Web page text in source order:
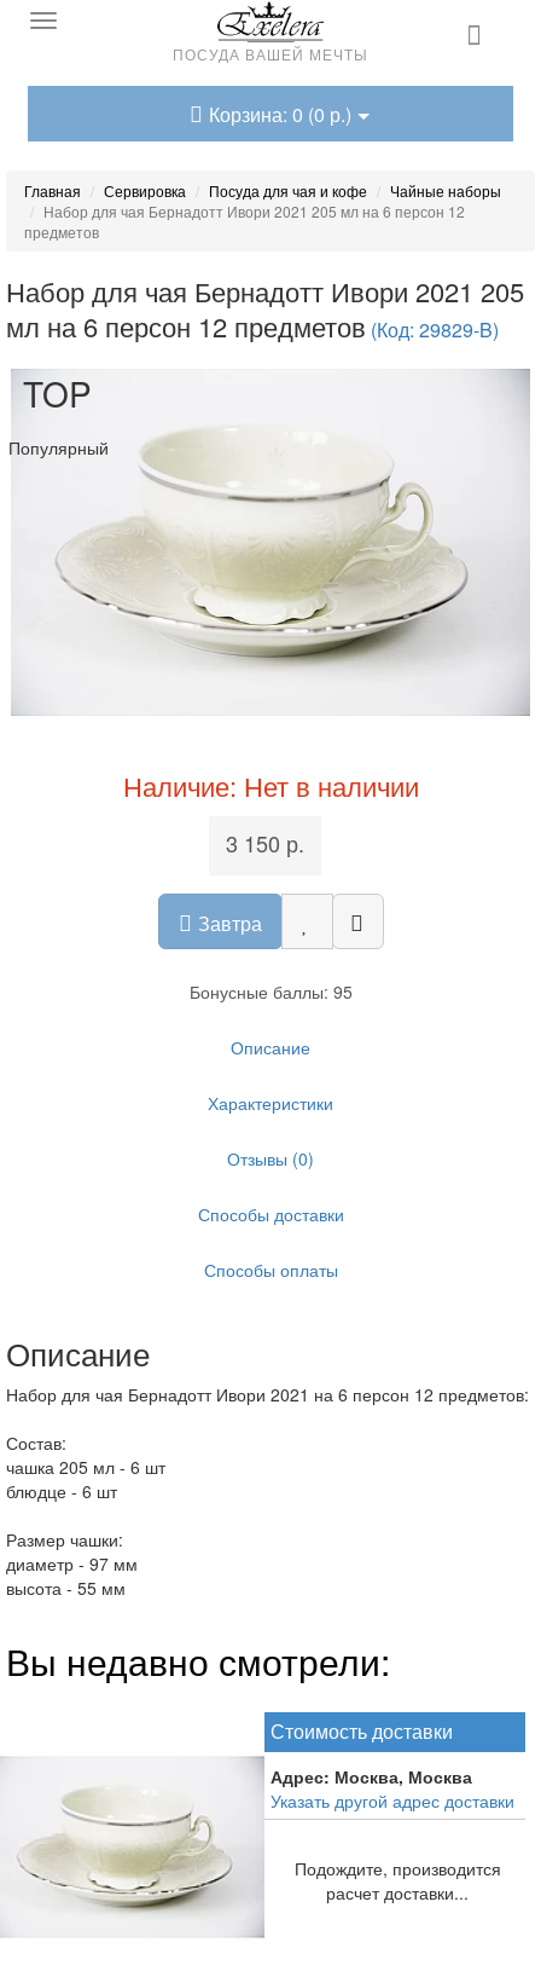
ПОСУДА ВАШЕЙ МЕЧТЫ
Корзина: 0 (0 р.)
Главная Сервировка Посуда для чая и кофе
Чайные наборы
Набор для чая Бернадотт Ивори 2021 205 мл на 6 персон 12
предметов
Набор для чая Бернадотт Ивори 2021 205
мл на 6 персон 12 предметов (Код: 29829-B)
TOP
Популярный
Наличие: Нет в наличии
3 150 р.
Завтра
Бонусные баллы: 95
Описание
Характеристики
Отзывы (0)
Способы доставки
Способы оплаты
Описание
Набор для чая Бернадотт Ивори 2021 на 6 персон 12 предметов:
Состав:
чашка 205 мл - 6 шт
блюдце - 6 шт
Размер чашки:
диаметр - 97 мм
высота - 55 мм
Вы недавно смотрели:
Стоимость доставки
Адрес: Москва, Москва
Указать другой адрес доставки
Подождите, производится
расчет доставки...